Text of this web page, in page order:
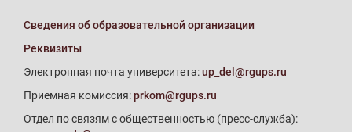
Сведения об образовательной организации
Реквизиты
Электронная почта университета:up_del@rgups.ru
Приемная комиссия:prkom@rgups.ru
Отдел по связям с общественностью (пресс-служба):